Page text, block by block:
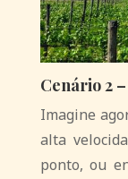
Cenário 2
Imagine
alta
ponto, ou